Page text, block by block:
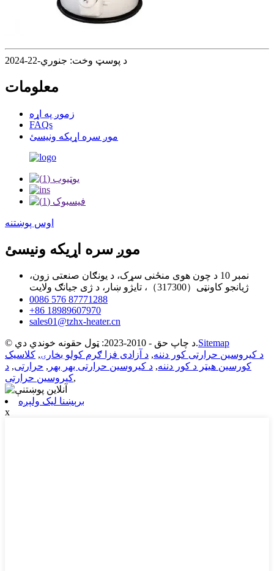
د پوسټ وخت: جنوري-22-2024
معلومات
زموږ په اړه
FAQs
موږ سره اړیکه ونیسئ
اوس پوښتنه
موږ سره اړیکه ونیسئ
نمبر 10 د چون هوی منځنی سړک، د یونګان صنعتی زون،
ژیانجو کاونټی（317300）، تایژو ښار، د ژی جیانګ ولایت
0086 576 87771288
+86 18989607970
sales01@tzhx-heater.cn
© د چاپ حق - 2010-2023: ټول حقونه خوندي دي.Sitemap
د کیروسین حرارتی کور دننه, د آزادی فزا ګرم کولو بخارۍ, کلاسیک
کورسین هیټر د کور دننه, د کیروسین حرارتی بهر بهر , حرارتی, د
کیروسین حرارتی,
برېښنا لیک ولېږه
x